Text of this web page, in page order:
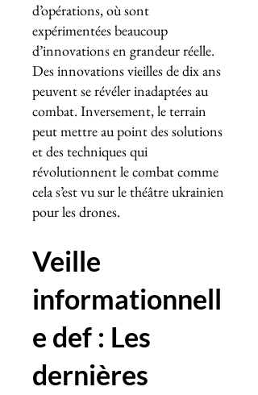
d’opérations, où sont
expérimentées beaucoup
d’innovations en grandeur réelle.
Des innovations vieilles de dix ans
peuvent se révéler inadaptées au
combat. Inversement, le terrain
peut mettre au point des solutions
et des techniques qui
révolutionnent le combat comme
cela s’est vu sur le théâtre ukrainien
pour les drones.
Veille
informationnell
e def : Les
dernières